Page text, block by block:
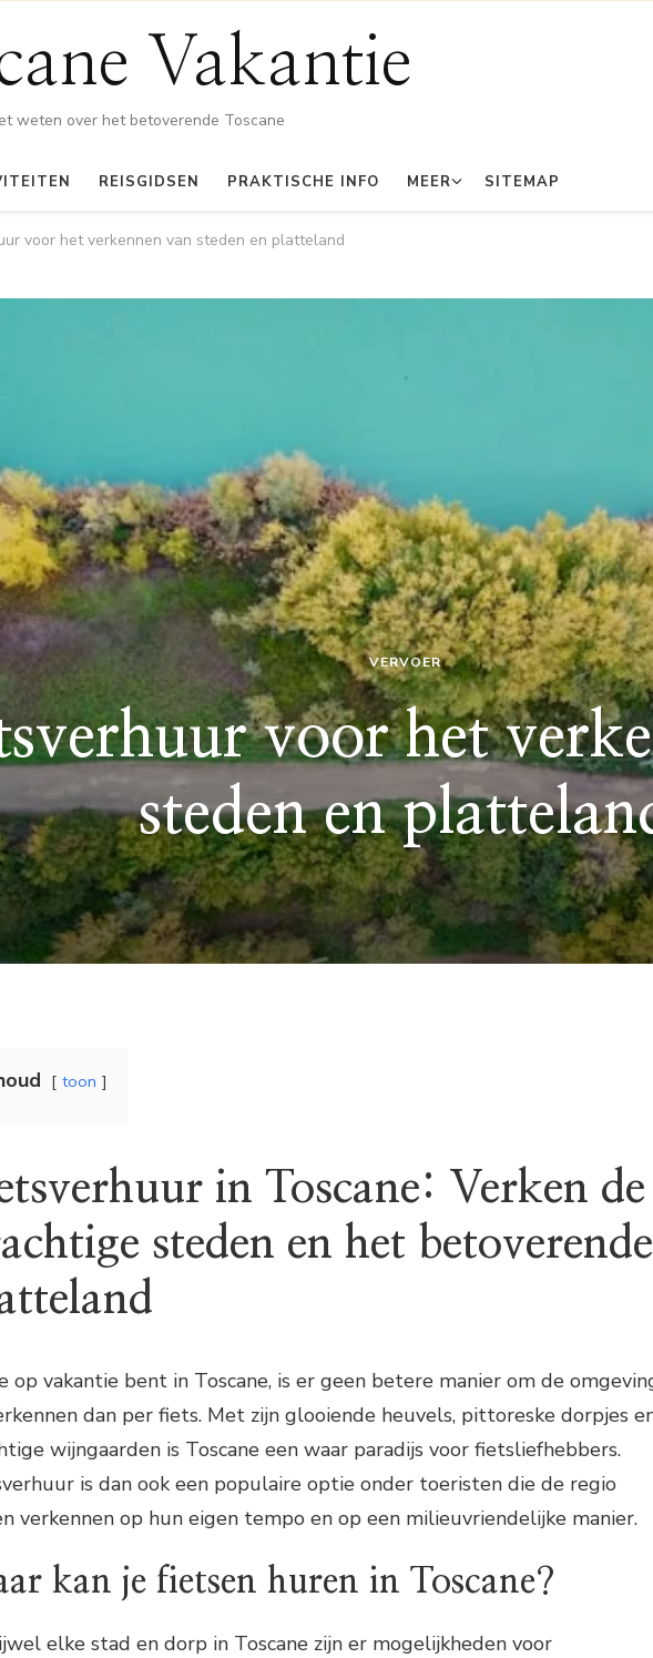
Vakantie
weten over het betoverende Toscane
REISGIDSEN PRAKTISCHE INFO MEER SITEMAP
voor het verkennen van steden en platteland
VERVOER
voor het
steden en
toon
in Toscane: Verken de
steden en het betoverende
op vakantie bent in Toscane, is er geen betere manier om de
dan per fiets. Met zijn glooiende heuvels, pittoreske dorpjes
wijngaarden is Toscane een waar paradijs voor fietsliefhebbers.
is dan ook een populaire optie onder toeristen die de regio
verkennen op hun eigen tempo en op een milieuvriendelijke manier.
kan je fietsen huren in Toscane?
elke stad en dorp in Toscane zijn er mogelijkheden voor